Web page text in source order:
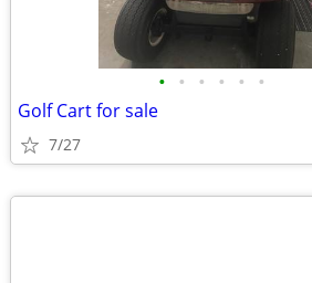
• • • • • •
Golf Cart for sale
7/27